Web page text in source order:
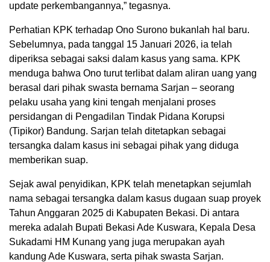
update perkembangannya,” tegasnya.
Perhatian KPK terhadap Ono Surono bukanlah hal baru.
Sebelumnya, pada tanggal 15 Januari 2026, ia telah
diperiksa sebagai saksi dalam kasus yang sama. KPK
menduga bahwa Ono turut terlibat dalam aliran uang yang
berasal dari pihak swasta bernama Sarjan – seorang
pelaku usaha yang kini tengah menjalani proses
persidangan di Pengadilan Tindak Pidana Korupsi
(Tipikor) Bandung. Sarjan telah ditetapkan sebagai
tersangka dalam kasus ini sebagai pihak yang diduga
memberikan suap.
Sejak awal penyidikan, KPK telah menetapkan sejumlah
nama sebagai tersangka dalam kasus dugaan suap proyek
Tahun Anggaran 2025 di Kabupaten Bekasi. Di antara
mereka adalah Bupati Bekasi Ade Kuswara, Kepala Desa
Sukadami HM Kunang yang juga merupakan ayah
kandung Ade Kuswara, serta pihak swasta Sarjan.